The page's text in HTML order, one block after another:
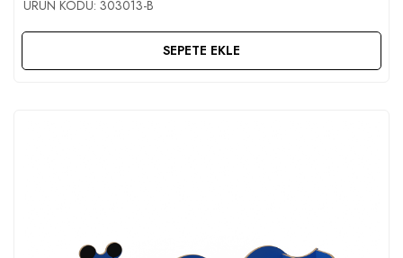
ÜRÜN KODU: 303013-B
SEPETE EKLE